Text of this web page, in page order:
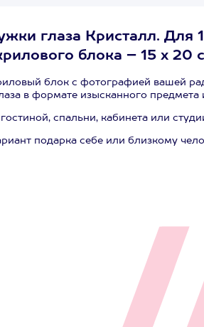
глаза Кристалл. Для
блока – 15 х
блок с фотографией вашей
в формате изысканного предмета
спальни, кабинета или
подарка себе или близкому